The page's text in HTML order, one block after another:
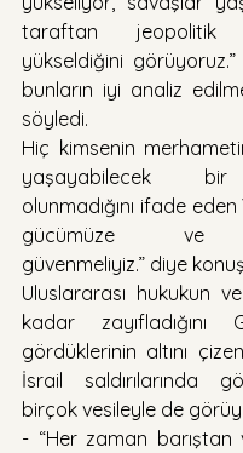
taraftan jeopolitik
yükseldiğini görüyoruz.”
bunların iyi analiz
söyledi.
Hiç kimsenin
yaşayabilecek
olunmadığını ifade eden
gücümüze ve
güvenmeliyiz.” diye
Uluslararası hukukun
kadar zayıfladığını
gördüklerinin altını
İsrail saldırılarında
birçok vesileyle de
- “Her zaman barıştan